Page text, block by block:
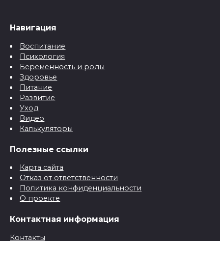
Навигация
Воспитание
Психология
Беременность и роды
Здоровье
Питание
Развитие
Уход
Видео
Калькуляторы
Полезные ссылки
Карта сайта
Отказ от ответственности
Политика конфиденциальности
О проекте
Контактная информация
Контакты